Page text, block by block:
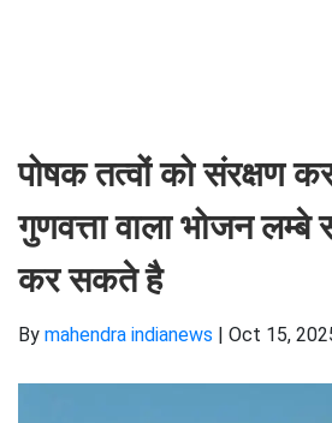
पोषक तत्वों को संरक्षण
गुणवत्ता वाला भोजन
कर सकते है
By mahendra indianews | Oct 15,